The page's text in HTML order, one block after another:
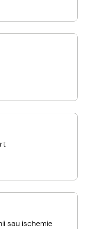
sau ischemie